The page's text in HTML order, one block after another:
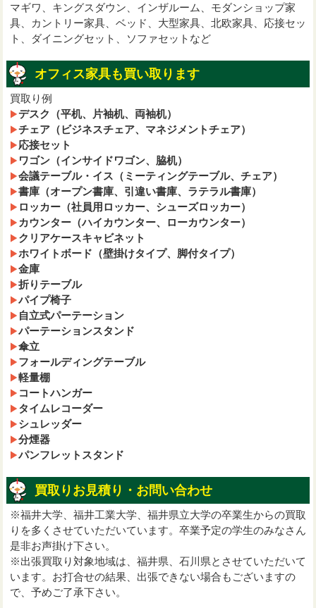
マギワ、キングスダウン、インザルーム、モダンショップ家
具、カントリー家具、ベッド、大型家具、北欧家具、応接セッ
ト、ダイニングセット、ソファセットなど
オフィス家具も買い取ります
買取り例
デスク（平机、片袖机、両袖机）
チェア（ビジネスチェア、マネジメントチェア）
応接セット
ワゴン（インサイドワゴン、脇机）
会議テーブル・イス（ミーティングテーブル、チェア）
書庫（オープン書庫、引違い書庫、ラテラル書庫）
ロッカー（社員用ロッカー、シューズロッカー）
カウンター（ハイカウンター、ローカウンター）
クリアケースキャビネット
ホワイトボード（壁掛けタイプ、脚付タイプ）
金庫
折りテーブル
パイプ椅子
自立式パーテーション
パーテーションスタンド
傘立
フォールディングテーブル
軽量棚
コートハンガー
タイムレコーダー
シュレッダー
分煙器
パンフレットスタンド
買取りお見積り・お問い合わせ
※福井大学、福井工業大学、福井県立大学の卒業生からの買取
りを多くさせていただいています。卒業予定の学生のみなさん
是非お声掛け下さい。
※出張買取り対象地域は、福井県、石川県とさせていただいて
います。お打合せの結果、出張できない場合もございますの
で、予めご了承下さい。